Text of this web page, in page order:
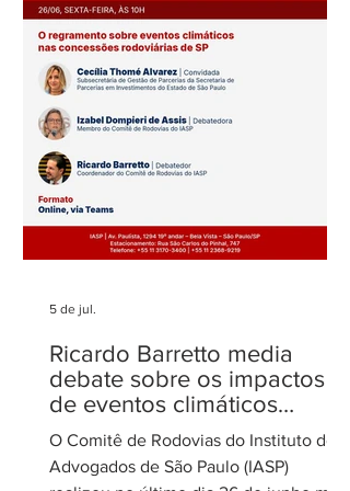
novamente entre os mais
admirados
Ricardo Barretto media
debate sobre os impactos
de eventos climáticos
extremos nas concessões
de rodovias
O Comitê de Rodovias do Instituto dos
Advogados de São Paulo (IASP)
5 de jul.